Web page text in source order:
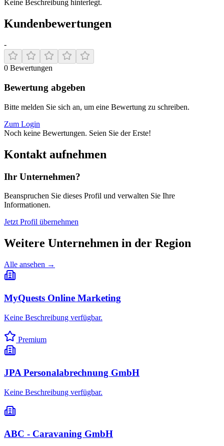
Keine Beschreibung hinterlegt.
Kundenbewertungen
-
0 Bewertungen
Bewertung abgeben
Bitte melden Sie sich an, um eine Bewertung zu schreiben.
Zum Login
Noch keine Bewertungen. Seien Sie der Erste!
Kontakt aufnehmen
Ihr Unternehmen?
Beanspruchen Sie dieses Profil und verwalten Sie Ihre
Informationen.
Jetzt Profil übernehmen
Weitere Unternehmen in der Region
Alle ansehen →
MyQuests Online Marketing
Keine Beschreibung verfügbar.
Premium
JPA Personalabrechnung GmbH
Keine Beschreibung verfügbar.
ABC - Caravaning GmbH